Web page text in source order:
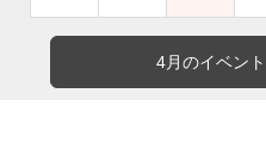
4月のイベン